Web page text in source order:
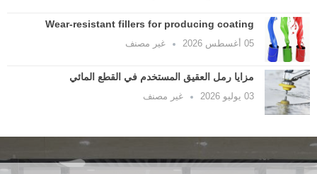
Wear-resistant fillers for producing coating
05 أغسطس 2026 غير مصنف
مزايا رمل العقيق المستخدم في القطع المائي
03 يوليو 2026 غير مصنف